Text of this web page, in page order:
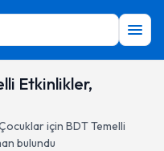
Etkinlikler,
için BDT Temelli
bulundu